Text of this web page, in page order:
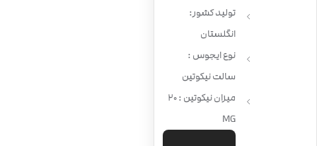
تولید کشور:
انگلستان
نوع ایجوس :
سالت نیکوتین
میزان نیکوتین : 20
MG